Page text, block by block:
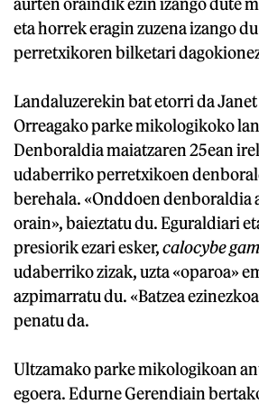
eta horrek eragin zuzena izango
perretxikoren bilketari
Landaluzerekin bat etorri da
Orreagako parke mikologikoko
Denboraldia maiatzaren 25ean
udaberriko perretxikoen
berehala. «Onddoen denboraldia
orain», baieztatu du. Eguraldiari
presiorik ezari esker,calocybe
udaberriko zizak, uzta «oparoa»
azpimarratu du. «Batzea
penatu da.
Ultzamako parke mikologikoan
egoera. Edurne Gerendiain